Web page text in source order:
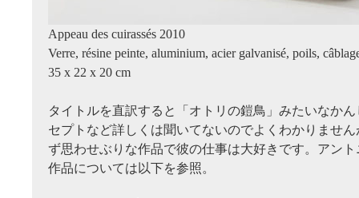
Appeau des cuirassés 2010
Verre, résine peinte, aluminium, acier galvanisé, poils,
35 x 22 x 20 cm
タイトルを直訳すると「オトリの鎧鳥」みたいなか
セプトなど詳しくは聞いてないのでよくわかりませ
ず思わせぶりな作品で彼の仕事は大好きです。アン
作品については以下を参照。